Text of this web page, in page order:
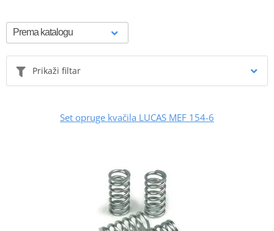
Prikaži filtar
Set opruge kvačila LUCAS MEF 154-6